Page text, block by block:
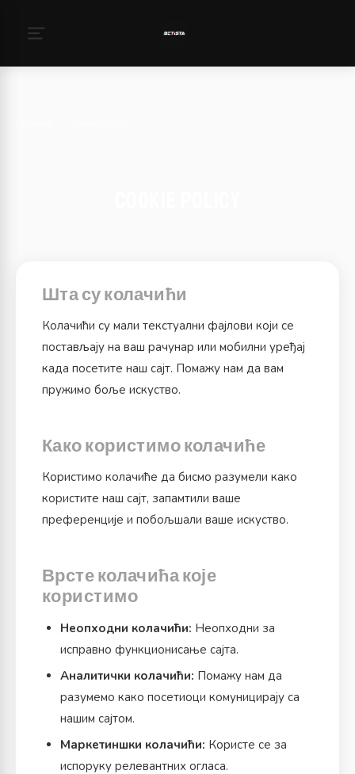
Шта су колачићи
Колачићи су мали текстуални фајлови који се
постављају на ваш рачунар или мобилни уређај
када посетите наш сајт. Помажу нам да вам
пружимо боље искуство.
Како користимо колачиће
Користимо колачиће да бисмо разумели како
користите наш сајт, запамтили ваше
преференције и побољшали ваше искуство.
Врсте колачића које
користимо
Неопходни колачићи: Неопходни за
исправно функционисање сајта.
Аналитички колачићи: Помажу нам да
разумемо како посетиоци комуницирају са
нашим сајтом.
Маркетиншки колачићи: Користе се за
испоруку релевантних огласа.